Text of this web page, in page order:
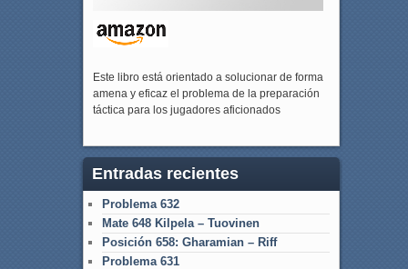
Este libro está orientado a solucionar de forma
amena y eficaz el problema de la preparación
táctica para los jugadores aficionados
Entradas recientes
Problema 632
Mate 648 Kilpela – Tuovinen
Posición 658: Gharamian – Riff
Problema 631